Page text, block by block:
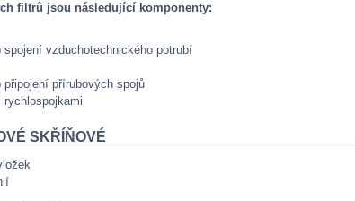
filtrů jsou následující komponenty:
vzduchotechnického potrubí
přírubových spojů
rychlospojkami
SKŘÍŇOVÉ